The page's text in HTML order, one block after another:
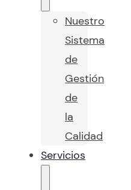
Nuestro
Sistema
de
Gestión
de
la
Calidad
Servicios